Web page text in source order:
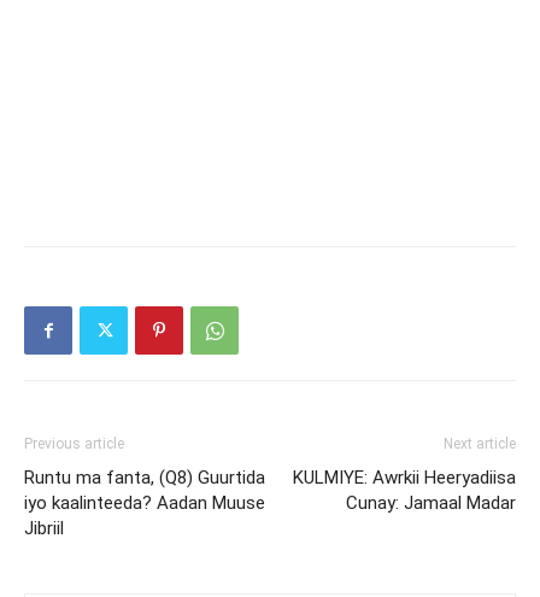
Previous article
Runtu ma fanta, (Q8) Guurtida
iyo kaalinteeda? Aadan Muuse
Jibriil
Next article
KULMIYE: Awrkii Heeryadiisa
Cunay: Jamaal Madar